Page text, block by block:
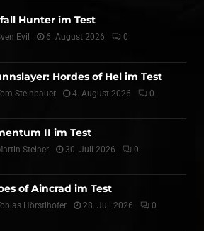
Hunter im Test
Evil 6. August 2026 0
Hordes of Hel im Test
Steinbauer 4. August 2026 0
II im Test
Steiner 30. Juli 2026 0
of Aincrad im Test
Hörstlhofer 28. Juli 2026 0